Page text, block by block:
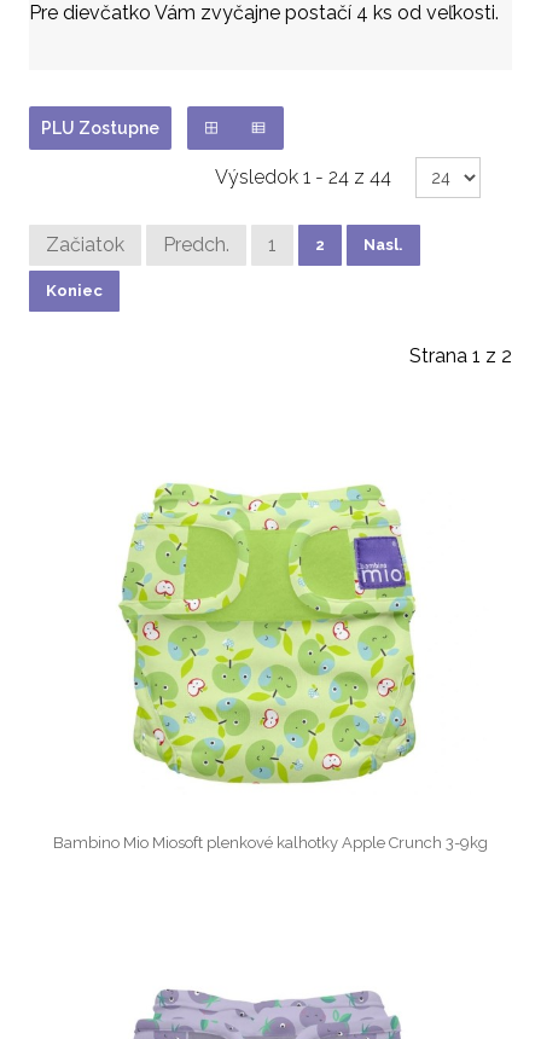
Pre dievčatko Vám zvyčajne postačí 4 ks od veľkosti.
PLU Zostupne
Výsledok 1 - 24 z 44
Začiatok Predch. 1 2 Nasl.
Koniec
Strana 1 z 2
Bambino Mio Miosoft plenkové kalhotky Apple Crunch 3-9kg